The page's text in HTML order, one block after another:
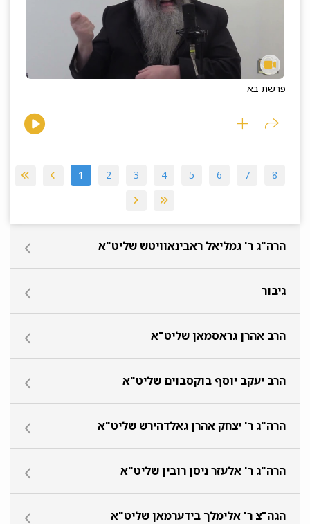
הרה"ג ר' גמליאל ראבינאוויטש שליט"א
גיבור
הרב אהרן גראסמאן שליט"א
הרב יעקב יוסף בוקסבוים שליט"א
הרה"ג ר' יצחק אהרן גאלדהירש שליט"א
הרה"ג ר' אלעזר ניסן רובין שליט"א
הגה"צ ר' אלימלך בידערמאן שליט"א
פרשת בא
1 2 3 4 5 6 7 8